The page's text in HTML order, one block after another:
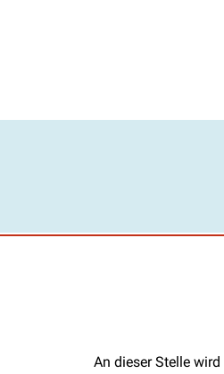
An dieser Stelle